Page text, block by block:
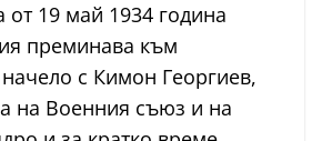
от 19 май 1934 година
преминава към
с Кимон Георгиев,
на Военния съюз и на